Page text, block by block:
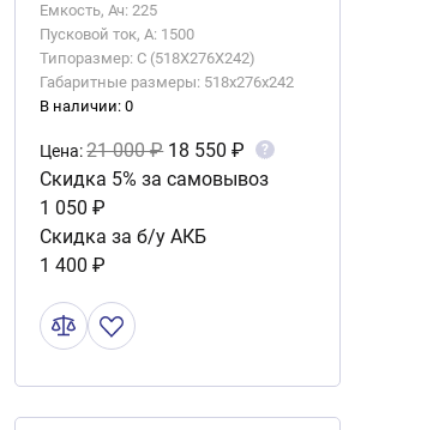
Емкость, Ач: 225
Пусковой ток, А: 1500
Типоразмер: C (518X276X242)
Габаритные размеры: 518x276x242
В наличии: 0
Цена:21 000 ₽ 18 550 ₽ ?
Скидка 5% за самовывоз
1 050 ₽
Скидка за б/у АКБ
1 400 ₽